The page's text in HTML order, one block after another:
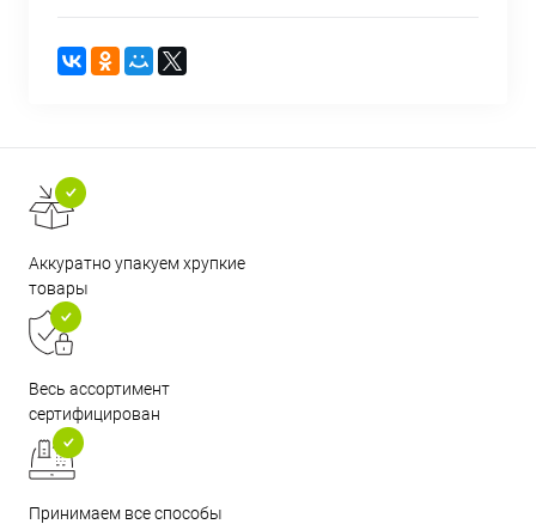
Аккуратно упакуем хрупкие
товары
Весь ассортимент
сертифицирован
Принимаем все способы